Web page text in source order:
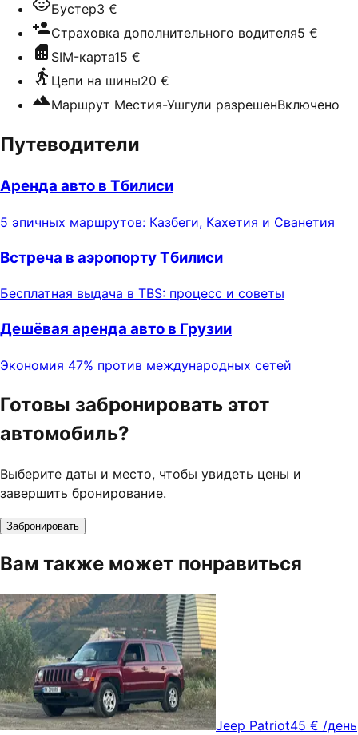
Бустер3 €
Страховка дополнительного водителя5 €
SIM-карта15 €
Цепи на шины20 €
Маршрут Местия-Ушгули разрешенВключено
Путеводители
Аренда авто в Тбилиси
5 эпичных маршрутов: Казбеги, Кахетия и Сванетия
Встреча в аэропорту Тбилиси
Бесплатная выдача в TBS: процесс и советы
Дешёвая аренда авто в Грузии
Экономия 47% против международных сетей
Готовы забронировать этот
автомобиль?
Выберите даты и место, чтобы увидеть цены и
завершить бронирование.
Забронировать
Вам также может понравиться
Jeep Patriot45 € /день